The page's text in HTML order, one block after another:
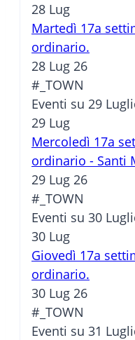
28 Lug
Martedì 17a
ordinario.
28 Lug 26
#_TOWN
Eventi su 29
29 Lug
Mercoledì 17a
ordinario - Santi
29 Lug 26
#_TOWN
Eventi su 30
30 Lug
Giovedì 17a
ordinario.
30 Lug 26
#_TOWN
Eventi su 31